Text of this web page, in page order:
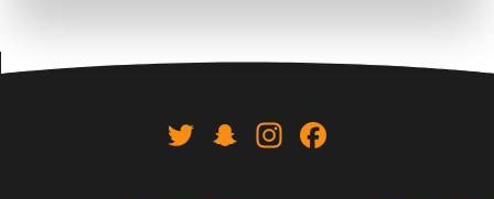
Facebook
Instagram
Snapchat